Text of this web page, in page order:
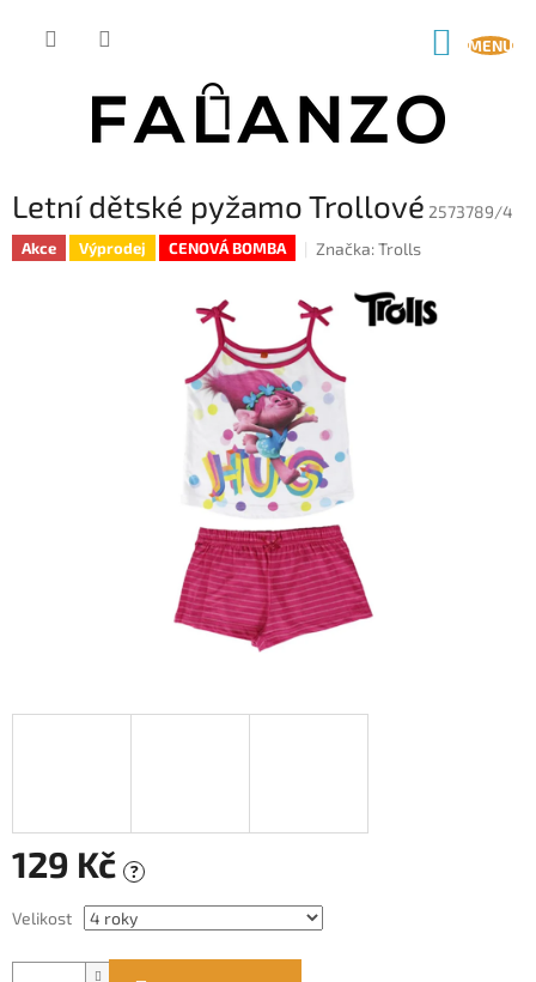
Letní dětské pyžamo Trollové 2573789/4
Akce Výprodej CENOVÁ BOMBA Značka:Trolls
129 Kč ?
cena:
Velikost